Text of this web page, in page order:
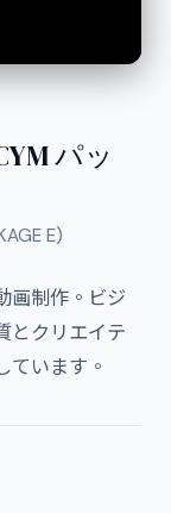
パッ
E)
画制作。ビジ
とクリエイテ
ています。